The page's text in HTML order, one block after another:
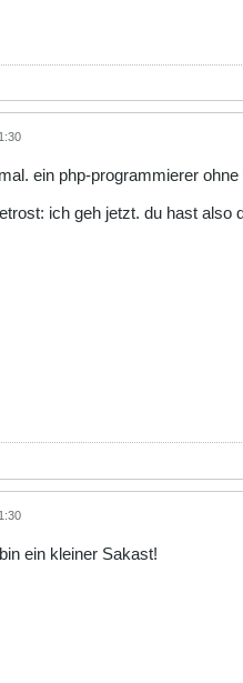
ein php-programmierer
ich geh jetzt. du hast also
ein kleiner Sakast!